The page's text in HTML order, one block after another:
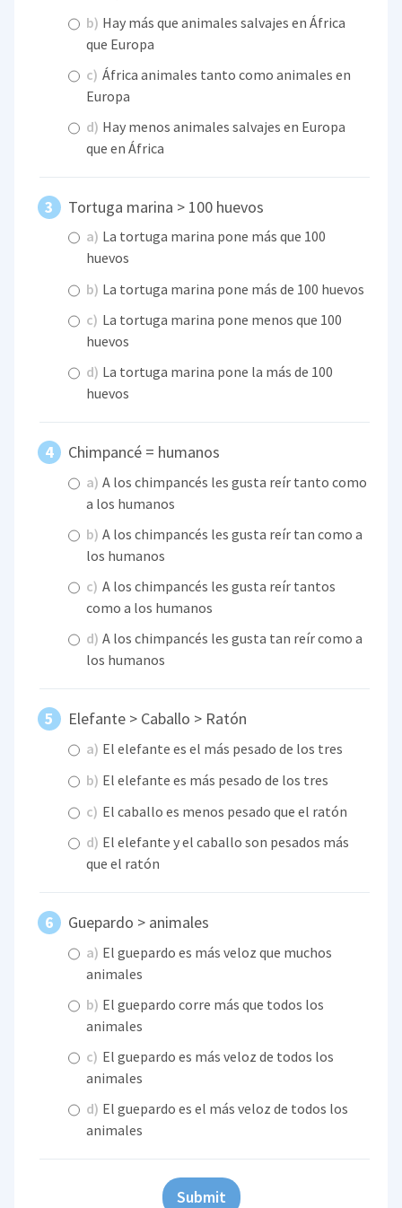
b) Hay más que animales salvajes en África
que Europa
c) África animales tanto como animales en
Europa
d) Hay menos animales salvajes en Europa
que en África
Tortuga marina > 100 huevos
a) La tortuga marina pone más que 100
huevos
b) La tortuga marina pone más de 100 huevos
c) La tortuga marina pone menos que 100
huevos
d) La tortuga marina pone la más de 100
huevos
Chimpancé = humanos
a) A los chimpancés les gusta reír tanto como
a los humanos
b) A los chimpancés les gusta reír tan como a
los humanos
c) A los chimpancés les gusta reír tantos
como a los humanos
d) A los chimpancés les gusta tan reír como a
los humanos
Elefante > Caballo > Ratón
a) El elefante es el más pesado de los tres
b) El elefante es más pesado de los tres
c) El caballo es menos pesado que el ratón
d) El elefante y el caballo son pesados más
que el ratón
Guepardo > animales
a) El guepardo es más veloz que muchos
animales
b) El guepardo corre más que todos los
animales
c) El guepardo es más veloz de todos los
animales
d) El guepardo es el más veloz de todos los
animales
Submit